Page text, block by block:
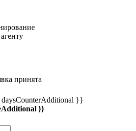
принята
}}
}}